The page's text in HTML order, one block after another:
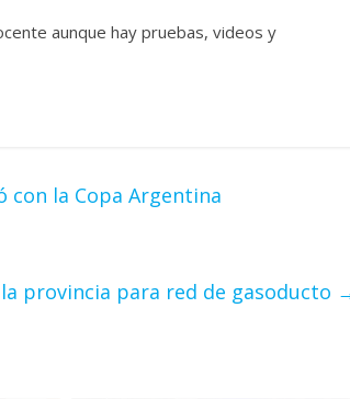
aunque hay pruebas, videos y
con la Copa Argentina
provincia para red de gasoducto